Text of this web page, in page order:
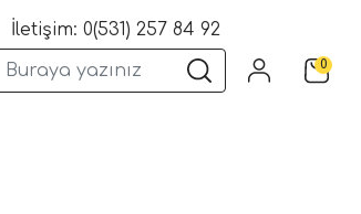
Wifi Kameralar Yangın Sistemleri
İletişim: 0(531) 257 84 92
0